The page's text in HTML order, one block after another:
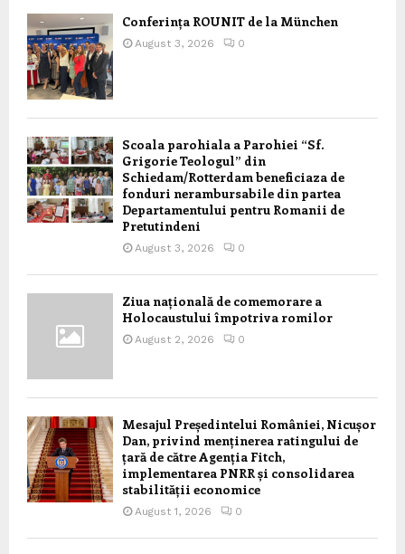
Conferința ROUNIT de la München
August 3, 2026 0
Scoala parohiala a Parohiei “Sf.
Grigorie Teologul” din
Schiedam/Rotterdam beneficiaza de
fonduri nerambursabile din partea
Departamentului pentru Romanii de
Pretutindeni
August 3, 2026 0
Ziua națională de comemorare a
Holocaustului împotriva romilor
August 2, 2026 0
Mesajul Președintelui României, Nicușor
Dan, privind menținerea ratingului de
țară de către Agenția Fitch,
implementarea PNRR și consolidarea
stabilității economice
August 1, 2026 0